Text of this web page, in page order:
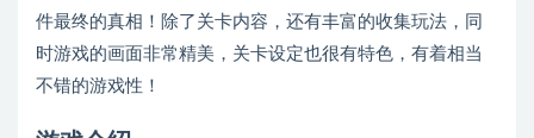
件最终的真相！除了关卡内容，还有丰富的收集玩法，同
时游戏的画面非常精美，关卡设定也很有特色，有着相当
不错的游戏性！